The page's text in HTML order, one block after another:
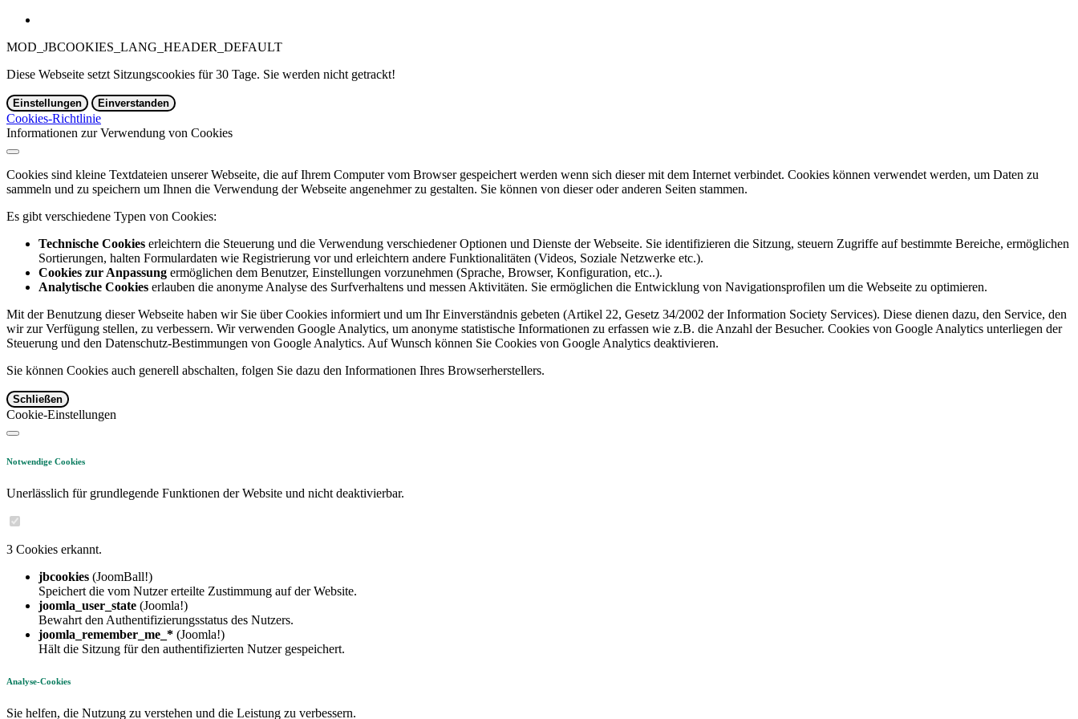
MOD_JBCOOKIES_LANG_HEADER_DEFAULT
Diese Webseite setzt Sitzungscookies für 30 Tage. Sie werden nicht getrackt!
Einstellungen Einverstanden
Cookies-Richtlinie
Informationen zur Verwendung von Cookies
Cookies sind kleine Textdateien unserer Webseite, die auf Ihrem Computer vom Browser gespeichert werden wenn sich dieser mit dem Internet verbindet. Cookies können verwendet werden, um Daten zu
sammeln und zu speichern um Ihnen die Verwendung der Webseite angenehmer zu gestalten. Sie können von dieser oder anderen Seiten stammen.
Es gibt verschiedene Typen von Cookies:
Technische Cookies erleichtern die Steuerung und die Verwendung verschiedener Optionen und Dienste der Webseite. Sie identifizieren die Sitzung, steuern Zugriffe auf bestimmte Bereiche, ermöglichen
Sortierungen, halten Formulardaten wie Registrierung vor und erleichtern andere Funktionalitäten (Videos, Soziale Netzwerke etc.).
Cookies zur Anpassung ermöglichen dem Benutzer, Einstellungen vorzunehmen (Sprache, Browser, Konfiguration, etc..).
Analytische Cookies erlauben die anonyme Analyse des Surfverhaltens und messen Aktivitäten. Sie ermöglichen die Entwicklung von Navigationsprofilen um die Webseite zu optimieren.
Mit der Benutzung dieser Webseite haben wir Sie über Cookies informiert und um Ihr Einverständnis gebeten (Artikel 22, Gesetz 34/2002 der Information Society Services). Diese dienen dazu, den Service, den
wir zur Verfügung stellen, zu verbessern. Wir verwenden Google Analytics, um anonyme statistische Informationen zu erfassen wie z.B. die Anzahl der Besucher. Cookies von Google Analytics unterliegen der
Steuerung und den Datenschutz-Bestimmungen von Google Analytics. Auf Wunsch können Sie Cookies von Google Analytics deaktivieren.
Sie können Cookies auch generell abschalten, folgen Sie dazu den Informationen Ihres Browserherstellers.
Schließen
Cookie-Einstellungen
Notwendige Cookies
Unerlässlich für grundlegende Funktionen der Website und nicht deaktivierbar.
3 Cookies erkannt.
jbcookies (JoomBall!)
Speichert die vom Nutzer erteilte Zustimmung auf der Website.
joomla_user_state (Joomla!)
Bewahrt den Authentifizierungsstatus des Nutzers.
joomla_remember_me_* (Joomla!)
Hält die Sitzung für den authentifizierten Nutzer gespeichert.
Analyse-Cookies
Sie helfen, die Nutzung zu verstehen und die Leistung zu verbessern.